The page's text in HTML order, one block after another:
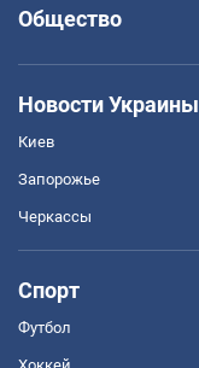
Общество
Новости Украины
Киев
Запорожье
Черкассы
Спорт
Футбол
Хоккей